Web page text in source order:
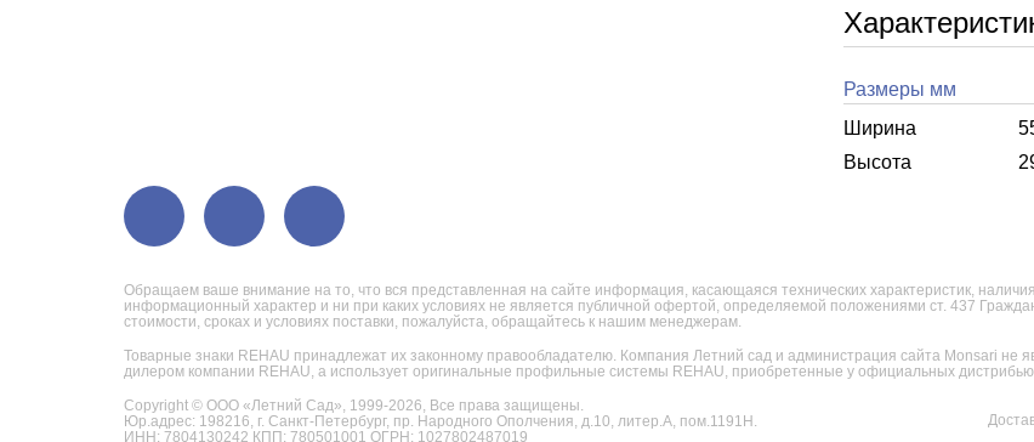
Размеры мм
Ширина
Высота
Обращаем ваше внимание на то, что вся представленная на сайте информация, касающаяся технических характеристик,
информационный характер и ни при каких условиях не является публичной офертой, определяемой положениями ст. 437
стоимости, сроках и условиях поставки, пожалуйста, обращайтесь к нашим менеджерам.
Товарные знаки REHAU принадлежат их законному правообладателю. Компания Летний сад и администрация сайта Monsari не
дилером компании REHAU, а использует оригинальные профильные системы REHAU, приобретенные у официальных
Copyright © ООО «Летний Сад», 1999-2026, Все права защищены.
Юр.адрес: 198216, г. Санкт-Петербург, пр. Народного Ополчения, д.10, литер.А, пом.1191Н.
ИНН: 7804130242 КПП: 780501001 ОГРН: 1027802487019